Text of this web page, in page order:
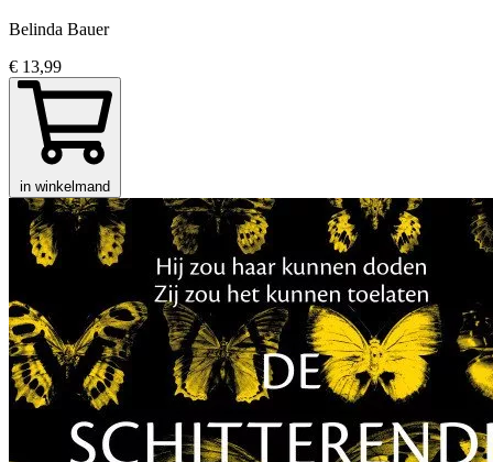
Belinda Bauer
€ 13,99
in winkelmand